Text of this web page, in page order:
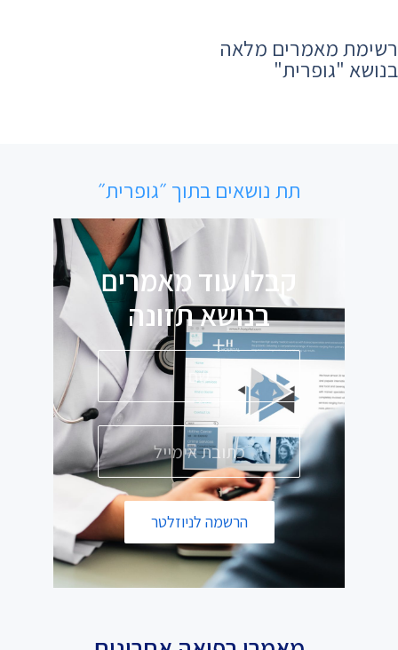
רשימת מאמרים מלאה
בנושא ​"גופרית"
תת נושאים בתוך ״גופרית״
קבלו עוד מאמרים
בנושאתזונה
הרשמה לניוזלטר